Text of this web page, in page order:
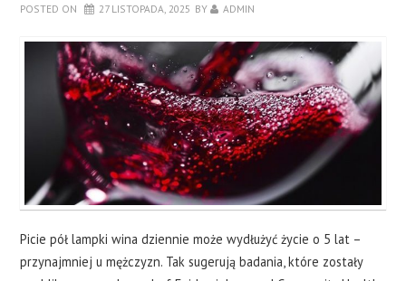
POSTED ON 27 LISTOPADA, 2025 BY ADMIN
Picie pół lampki wina dziennie może wydłużyć życie o 5 lat –
przynajmniej u mężczyzn. Tak sugerują badania, które zostały